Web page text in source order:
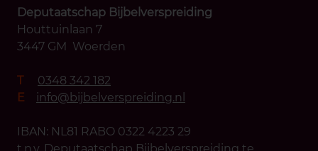
Deputaatschap Bijbelverspreiding
Houttuinlaan 7
3447 GM Woerden
T
0348 342 182
E
info@bijbelverspreiding.nl
IBAN: NL81 RABO 0322 4223 29